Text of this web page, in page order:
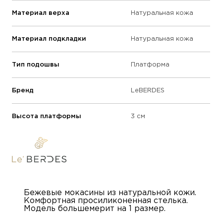
Материал верха Натуральная кожа
Материал подкладки Натуральная кожа
Тип подошвы Платформа
Бренд LeBERDES
Высота платформы 3 см
Бежевые мокасины из натуральной кожи.
Комфортная просиликоненная стелька.
Модель большемерит на 1 размер.